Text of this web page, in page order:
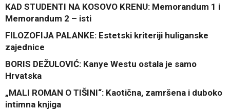
KAD STUDENTI NA KOSOVO KRENU: Memorandum 1 i
Memorandum 2 – isti
FILOZOFIJA PALANKE: Estetski kriteriji huliganske
zajednice
BORIS DEŽULOVIĆ: Kanye Westu ostala je samo
Hrvatska
„MALI ROMAN O TIŠINI“: Kaotična, zamršena i duboko
intimna knjiga